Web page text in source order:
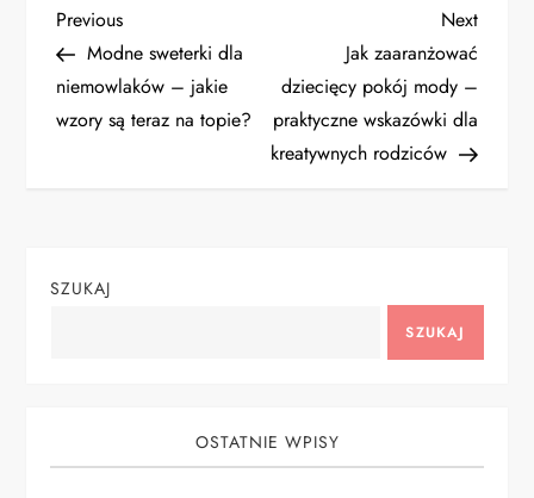
N
a
w
a
a
Previous
Post
Previous
Modne sweterki dla
niemowlaków – jakie
wzory są teraz na topie?
Next
Post
Next
Jak zaaranżować
dziecięcy pokój mody –
praktyczne wskazówki dla
kreatywnych rodziców
SZUKAJ
SZUKAJ
OSTATNIE WPISY